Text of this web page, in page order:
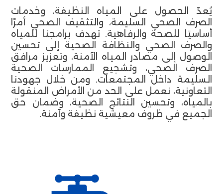
يُعدّ الحصول على المياه النظيفة، وخدمات
الصرف الصحي السليمة، والتثقيف الصحي أمرًا
أساسيًا للصحة والرفاهية. تهدف برامجنا للمياه
والصرف الصحي والنظافة الصحية إلى تحسين
الوصول إلى مصادر المياه الآمنة، وتعزيز مرافق
الصرف الصحي، وتشجيع الممارسات الصحية
السليمة داخل المجتمعات. ومن خلال جهودنا
التعاونية، نعمل على الحد من الأمراض المنقولة
بالمياه، وتحسين النتائج الصحية، وضمان حق
الجميع في ظروف معيشية نظيفة وآمنة.